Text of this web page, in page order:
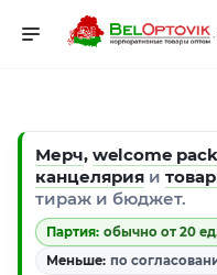
Мерч, welcome pack
канцелярия и
тираж и бюджет.
Партия: обычно от 20
Меньше: по